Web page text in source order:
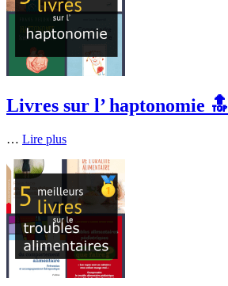
Livres sur l’ haptonomie 🔝
… Lire plus